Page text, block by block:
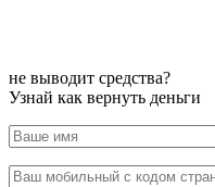
не выводит средства?
Узнай как вернуть деньги